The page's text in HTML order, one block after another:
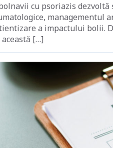
cu psoriazis
managementul
a impactului bolii.
[…]